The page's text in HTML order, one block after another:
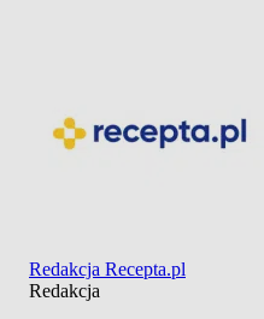
Redakcja Recepta.pl
Redakcja